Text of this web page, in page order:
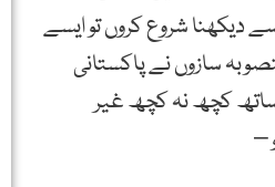
دیکھنا شروع کروں تو ایسے
سازوں نے پاکستانی
ساتھ کچھ نہ کچھ غیر
–